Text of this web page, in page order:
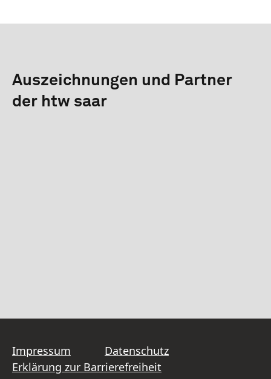
Auszeichnungen und Partner
der htw saar
Impressum
Datenschutz
Erklärung zur Barrierefreiheit